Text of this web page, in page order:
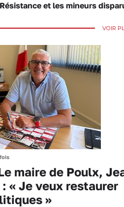
Résistance et les mineurs
VOIR
maire de Poulx,
« Je veux restaurer
»